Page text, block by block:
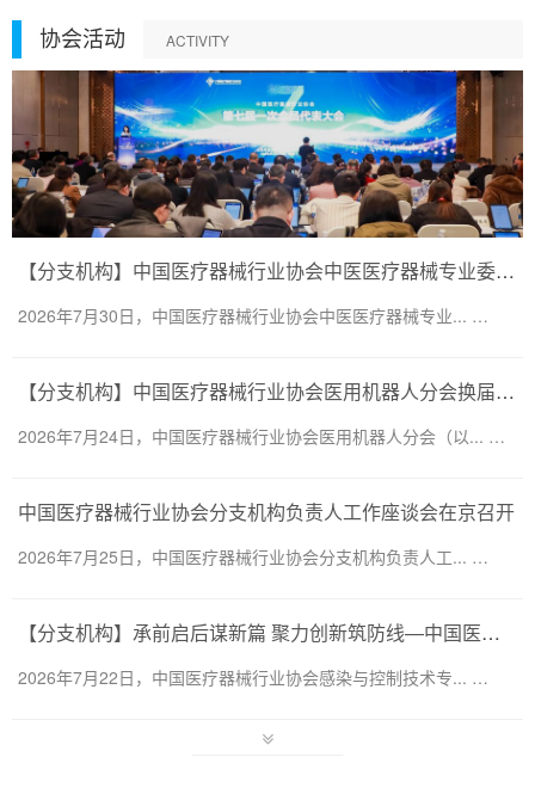
协会活动 ACTIVITY
【分支机构】中国医疗器械行业协会中医医疗器械专业委员会换届会议暨第二届一次委员大会圆满召开
2026年7月30日，中国医疗器械行业协会中医医疗器械专业... …
【分支机构】中国医疗器械行业协会医用机器人分会换届会议暨医用机器人创新大会顺利召开
2026年7月24日，中国医疗器械行业协会医用机器人分会（以... …
中国医疗器械行业协会分支机构负责人工作座谈会在京召开
2026年7月25日，中国医疗器械行业协会分支机构负责人工... …
【分支机构】承前启后谋新篇 聚力创新筑防线—中国医疗器械行业协会感染与控制技术专业委员会换届会暨第六届第一次会员代表大会圆满召开
2026年7月22日，中国医疗器械行业协会感染与控制技术专... …